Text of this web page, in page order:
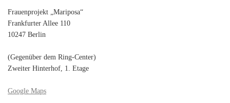
Frauenprojekt „Mariposa“
Frankfurter Allee 110
10247 Berlin
(Gegenüber dem Ring-Center)
Zweiter Hinterhof, 1. Etage
Google Maps